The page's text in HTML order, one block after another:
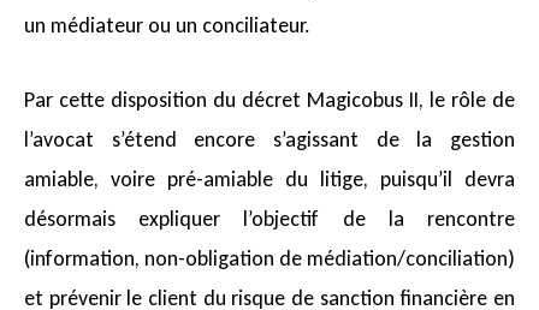
un médiateur ou un conciliateur.
Par cette disposition du décret Magicobus II, le rôle de
l’avocat s’étend encore s’agissant de la gestion
amiable, voire pré-amiable du litige, puisqu’il devra
désormais expliquer l’objectif de la rencontre
(information, non-obligation de médiation/conciliation)
et prévenir le client du risque de sanction financière en